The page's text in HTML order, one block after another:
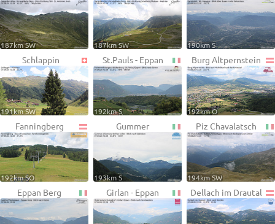
187km SW 187km SW 190km S
Schlappin
191km SW
St.Pauls - Eppan
192km S
Burg Altpernstein
192km O
Fanningberg
192km SO
Gummer
193km S
Piz Chavalatsch
194km SW
Eppan Berg Girlan - Eppan Dellach im Drautal